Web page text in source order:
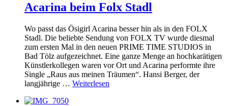
Acarina beim Folx Stadl
Wo passt das Ösigirl Acarina besser hin als in den FOLX
Stadl. Die beliebte Sendung von FOLX TV wurde diesmal
zum ersten Mal in den neuen PRIME TIME STUDIOS in
Bad Tölz aufgezeichnet. Eine ganze Menge an hochkarätigen
Künstlerkollegen waren vor Ort und Acarina performte ihre
Single „Raus aus meinen Träumen“. Hansi Berger, der
langjährige … Weiterlesen